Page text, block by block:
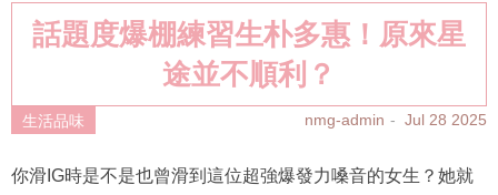
話題度爆棚練習生朴多惠！原來星
途並不順利？
生活品味 nmg-admin Jul 28 2025
你滑IG時是不是也曾滑到這位超強爆發力嗓音的女生？她就